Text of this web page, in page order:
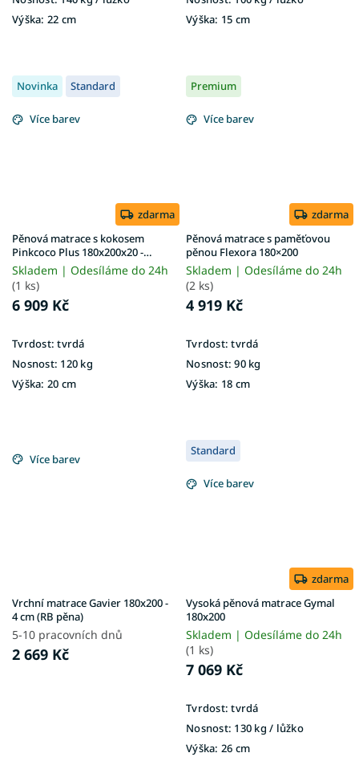
Výška: 22 cm
Výška: 15 cm
Novinka Standard
Více barev
zdarma
Pěnová matrace s kokosem
Pinkcoco Plus 180x200x20 -
potah Aloe Vera
Skladem | Odesíláme do 24h
(1 ks)
6 909 Kč
Tvrdost: tvrdá
Nosnost: 120 kg
Výška: 20 cm
Premium
Více barev
zdarma
Pěnová matrace s paměťovou
pěnou Flexora 180×200
Skladem | Odesíláme do 24h
(2 ks)
4 919 Kč
Tvrdost: tvrdá
Nosnost: 90 kg
Výška: 18 cm
Více barev
Vrchní matrace Gavier 180x200 -
4 cm (RB pěna)
5-10 pracovních dnů
2 669 Kč
Standard
Více barev
zdarma
Vysoká pěnová matrace Gymal
180x200
Skladem | Odesíláme do 24h
(1 ks)
7 069 Kč
Tvrdost: tvrdá
Nosnost: 130 kg ​​​​​/ lůžko
Výška: 26 cm